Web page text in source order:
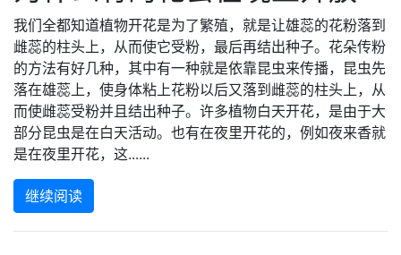
我们全都知道植物开花是为了繁殖，就是让雄蕊的花粉落到
雌蕊的柱头上，从而使它受粉，最后再结出种子。花朵传粉
的方法有好几种，其中有一种就是依靠昆虫来传播，昆虫先
落在雄蕊上，使身体粘上花粉以后又落到雌蕊的柱头上，从
而使雌蕊受粉并且结出种子。许多植物白天开花，是由于大
部分昆虫是在白天活动。也有在夜里开花的，例如夜来香就
是在夜里开花，这......
继续阅读